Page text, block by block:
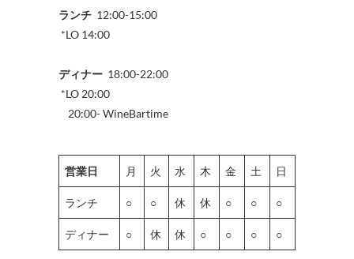
ランチ 12:00-15:00
*LO 14:00
ディナー 18:00-22:00
*LO 20:00
20:00- WineBartime
営業日 月 火 水 木 金 土 日
ランチ ○ ○ 休 休 ○ ○ ○
ディナー ○ 休 休 ○ ○ ○ ○